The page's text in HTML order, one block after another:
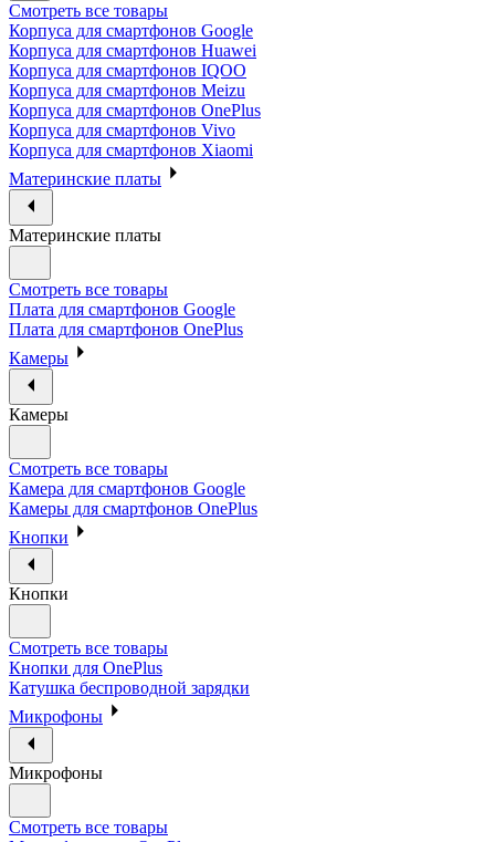
Смотреть все товары
Корпуса для смартфонов Google
Корпуса для смартфонов Huawei
Корпуса для смартфонов IQOO
Корпуса для смартфонов Meizu
Корпуса для смартфонов OnePlus
Корпуса для смартфонов Vivo
Корпуса для смартфонов Xiaomi
Материнские платы
Материнские платы
Смотреть все товары
Плата для смартфонов Google
Плата для смартфонов OnePlus
Камеры
Камеры
Смотреть все товары
Камера для смартфонов Google
Камеры для смартфонов OnePlus
Кнопки
Кнопки
Смотреть все товары
Кнопки для OnePlus
Катушка беспроводной зарядки
Микрофоны
Микрофоны
Смотреть все товары